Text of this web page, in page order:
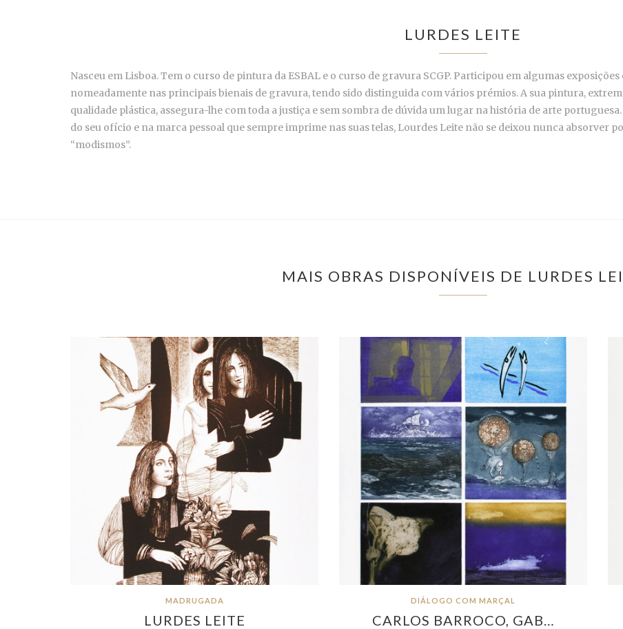
LURDES LEITE
Nasceu em Lisboa. Tem o curso de pintura da ESBAL e o curso de gravura SCGP. Participou em algumas
nomeadamente nas principais bienais de gravura, tendo sido distinguida com vários prémios. A sua pintura,
qualidade plástica, assegura-lhe com toda a justiça e sem sombra de dúvida um lugar na história de arte
do seu ofício e na marca pessoal que sempre imprime nas suas telas, Lourdes Leite não se deixou nunca absorver
“modismos”.
MAIS OBRAS DISPONÍVEIS DE LURDES
MADRUGADA
LURDES LEITE
DIÁLOGO COM MARÇAL
CARLOS BARROCO, GAB…